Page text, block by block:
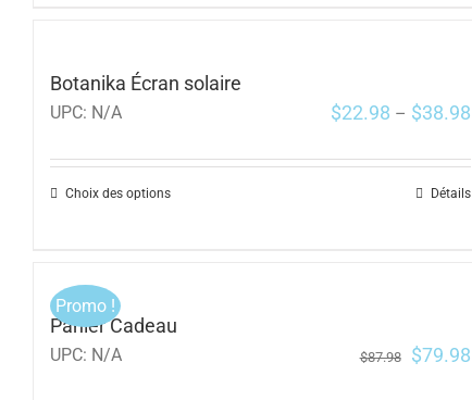
Botanika Écran solaire
UPC: N/A $22.98 – $38.98
Choix des options Détails
Promo !
Panier Cadeau
UPC: N/A $87.98 $79.98